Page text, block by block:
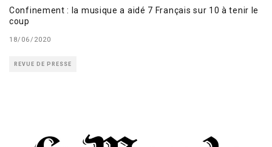
Confinement : la musique a aidé 7 Français sur 10 à tenir le
coup
18/06/2020
REVUE DE PRESSE